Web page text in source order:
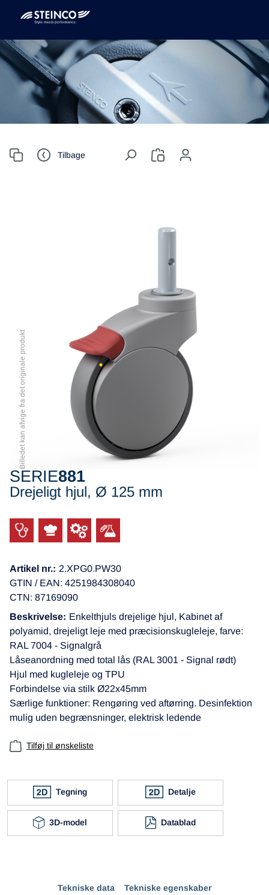
Tilbage
Billedet kan afvige fra det originale produkt
SERIE881
Drejeligt hjul, Ø 125 mm
Artikel nr.: 2.XPG0.PW30
GTIN / EAN: 4251984308040
CTN: 87169090
Beskrivelse: Enkelthjuls drejelige hjul, Kabinet af
polyamid, drejeligt leje med præcisionskugleleje, farve:
RAL 7004 - Signalgrå
Låseanordning med total lås (RAL 3001 - Signal rødt)
Hjul med kugleleje og TPU
Forbindelse via stilk Ø22x45mm
Særlige funktioner: Rengøring ved aftørring. Desinfektion
mulig uden begrænsninger, elektrisk ledende
Tilføj til ønskeliste
Tegning Detalje
3D-model Datablad
Tekniske data Tekniske egenskaber